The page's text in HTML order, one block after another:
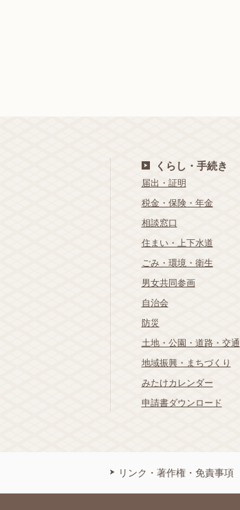
くらし・手続き
届出・証明
税金・保険・年金
相談窓口
住まい・上下水道
ごみ・環境・衛生
男女共同参画
自治会
防災
土地・公園・道路・交通
地域振興・まちづくり
みたけカレンダー
申請書ダウンロード
リンク・著作権・免責事項